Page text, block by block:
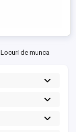
Locuri de munca